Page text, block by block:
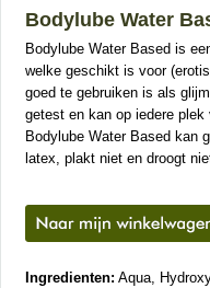
Bodylube Water
Bodylube Water Based is
welke geschikt is voor
goed te gebruiken is als
getest en kan op iedere plek
Bodylube Water Based kan
latex, plakt niet en droogt
Ingredienten: Aqua,